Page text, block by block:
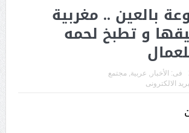
بالعين .. مغربية
و تطبخ لحمه
فى: الأخبار عربية مجتمع
الالكترونى